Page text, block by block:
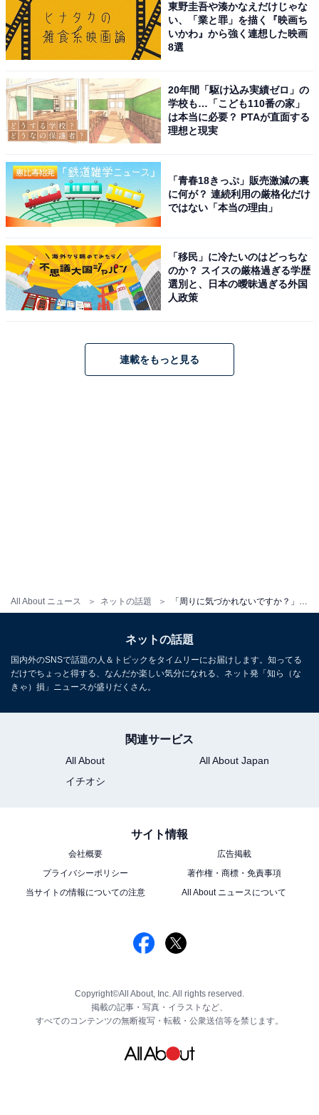
All About ニュース ネットの話題
東野圭吾や湊かなえだけじゃな
い、「業と罪」を描く『映画ち
いかわ』から強く連想した映画
8選
20年間「駆け込み実績ゼロ」の
学校も…「こども110番の家」
は本当に必要？ PTAが直面する
理想と現実
「青春18きっぷ」販売激減の裏
に何が？ 連続利用の厳格化だけ
ではない「本当の理由」
「移民」に冷たいのはどっちな
のか？ スイスの厳格過ぎる学歴
選別と、日本の曖昧過ぎる外国
人政策
連載をもっと見る
ネットの話題
国内外のSNSで話題の人＆トピックをタイムリーにお届けします。知ってる
だけでちょっと得する、なんだか楽しい気分になれる、ネット発「知ら（な
きゃ）損」ニュースが盛りだくさん。
関連サービス
All About
All About Japan
イチオシ
サイト情報
会社概要
広告掲載
プライバシーポリシー
著作権・商標・免責事項
当サイトの情報についての注意
All About ニュースについて
Copyright©All About, Inc. All rights reserved.
掲載の記事・写真・イラストなど、
すべてのコンテンツの無断複写・転載・公衆送信等を禁じます。